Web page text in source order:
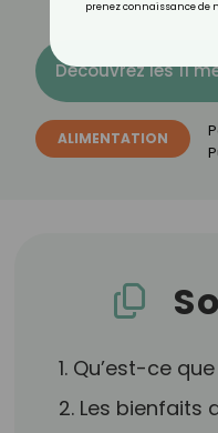
Découvrez les 11
ALIMENTATION
1. Qu’est-ce
2. Les bienfaits
prenez connaissance de